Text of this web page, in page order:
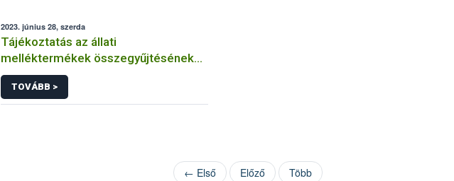
számára
2023. június 28, szerda
Tájékoztatás az állati
melléktermékek összegyűjtésének
szabályairól
TOVÁBB >
← Első Előző Több